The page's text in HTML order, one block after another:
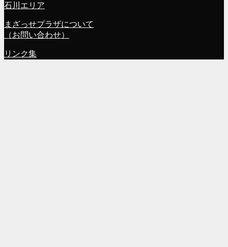
石川エリア
まざっせプラザについて
（お問い合わせ）
リンク集